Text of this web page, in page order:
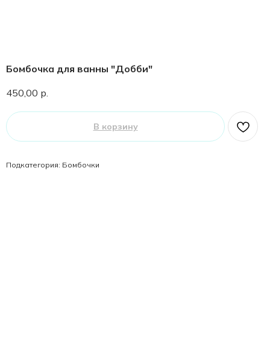
Бомбочка для ванны "Добби"
450,00 р.
В корзину
Подкатегория: Бомбочки